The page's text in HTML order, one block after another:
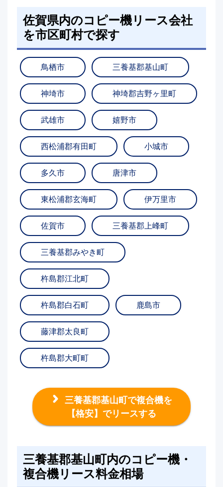
佐賀県内のコピー機リース会社
を市区町村で探す
鳥栖市 三養基郡基山町
神埼市 神埼郡吉野ヶ里町
武雄市 嬉野市
西松浦郡有田町 小城市
多久市 唐津市
東松浦郡玄海町 伊万里市
佐賀市 三養基郡上峰町
三養基郡みやき町
杵島郡江北町
杵島郡白石町 鹿島市
藤津郡太良町
杵島郡大町町
三養基郡基山町で複合機を
【格安】でリースする
三養基郡基山町内のコピー機・
複合機リース料金相場